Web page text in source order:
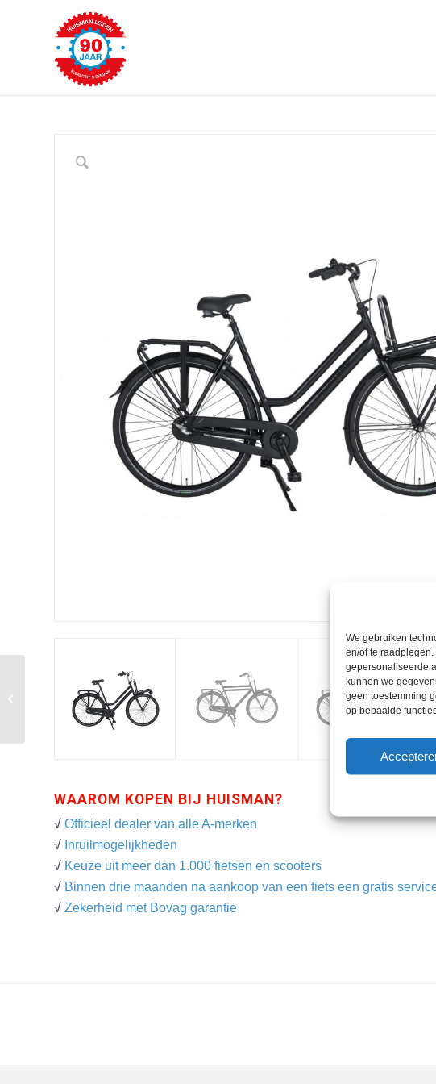
We gebruiken
en/of te
gepersonaliseerde
kunnen we
geen toestemming
op bepaalde
WAAROM KOPEN BIJ HUISMAN?
√ Officieel dealer van alle A-merken
√ Inruilmogelijkheden
√ Keuze uit meer dan 1.000 fietsen en scooters
√ Binnen drie maanden na aankoop van een fiets een gratis
√ Zekerheid met Bovag garantie
Gazelle Bloom C310